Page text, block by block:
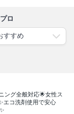
ロ
ング全般対応🌟女性ス
エコ洗剤使用で安心